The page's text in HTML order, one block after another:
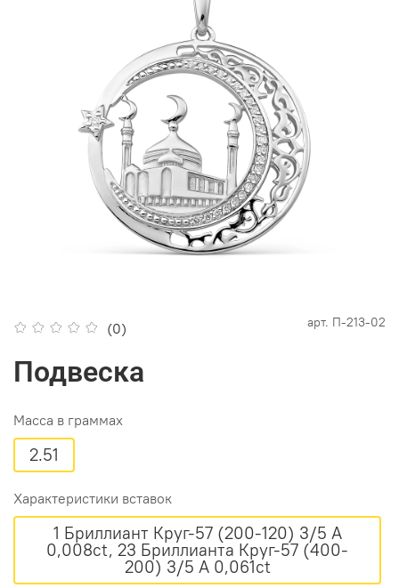
(0) арт. П-213-02
Подвеска
Масса в граммах
2.51
Характеристики вставок
1 Бриллиант Круг-57 (200-120) 3/5 А
0,008ct, 23 Бриллианта Круг-57 (400-
200) 3/5 А 0,061ct